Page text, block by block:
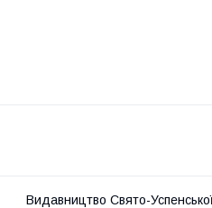
Видавництво Свято-